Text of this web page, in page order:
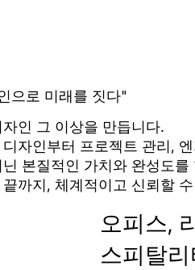
으로 미래를 짓다"
인 그 이상을 만듭니다.
디자인부터 프로젝트 관리,
본질적인 가치와 완성도를
까지, 체계적이고 신뢰할
오피스,
스피탈